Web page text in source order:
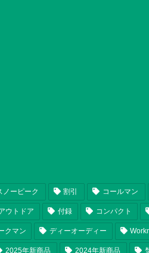
ノーピーク 割引 コールマン
ウトドア 付録 コンパクト
クマン ディーオーディー
2025年新商品 2024年新商品